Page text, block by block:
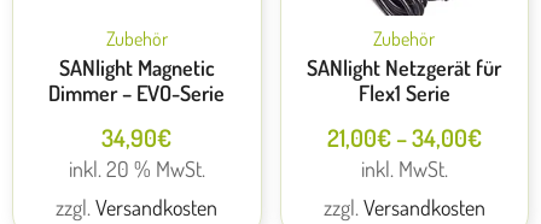
Zubehör
SANlight Magnetic
Dimmer – EVO-Serie
34,90€
inkl. 20 % MwSt.
zzgl.Versandkosten
Zubehör
SANlight Netzgerät für
Flex1 Serie
21,00€–34,00€
inkl. MwSt.
zzgl. Versandkosten